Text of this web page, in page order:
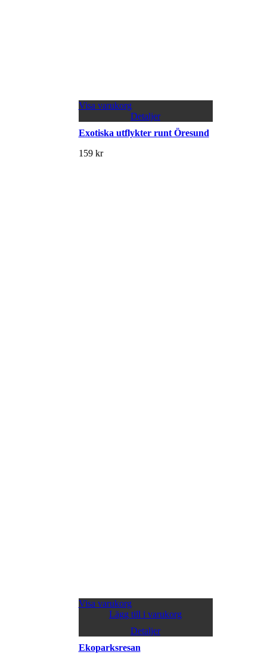
Visa varukorg
Detaljer
Exotiska utflykter runt Öresund
159 kr
Visa varukorg
Lägg till i varukorg
Detaljer
Ekoparksresan